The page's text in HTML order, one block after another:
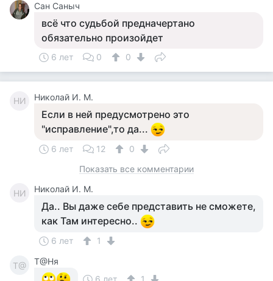
Сан Саныч
всё что судьбой предначертано
обязательно произойдет
6 лет 0 0
НИ Николай И. М.
Если в ней предусмотрено это
"исправление",то да...
6 лет 12
0
Показать все комментарии
НИ Николай И. М.
Да.. Вы даже себе представить не сможете,
как Там интересно..
6 лет 1
Т@
Т@Ня
6 лет
1